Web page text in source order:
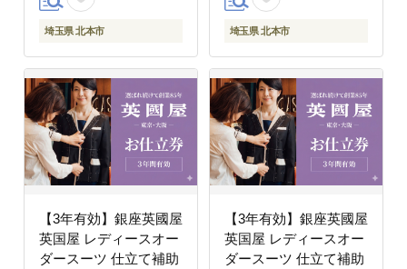
埼玉県 北本市 埼玉県 北本市
【3年有効】銀座英國屋
英国屋 レディースオー
ダースーツ 仕立て補助
【3年有効】銀座英國屋
英国屋 レディースオー
ダースーツ 仕立て補助